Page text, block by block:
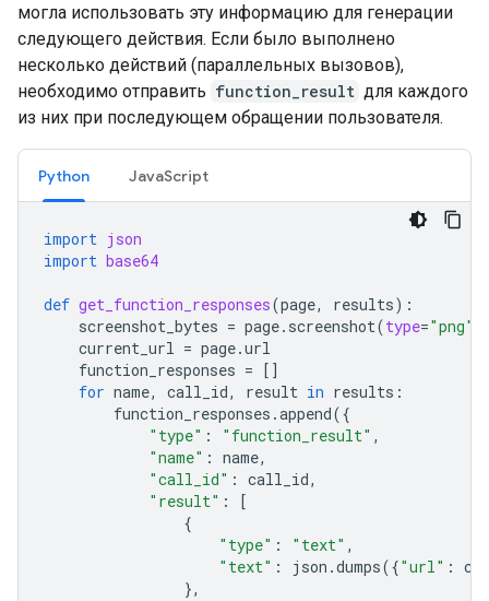
могла использовать эту информацию для генерации
следующего действия. Если было выполнено
несколько действий (параллельных вызовов),
необходимо отправить function_result для каждого
из них при последующем обращении пользователя.
Python JavaScript
import json
import base64
def get_function_responses(page, results):
screenshot_bytes = page. screenshot(type="png"
current_url = page.url
function_responses = []
for name, call_id, result in results :
function_responses .append({
"type" : "function_result" ,
"name" : name,
"call_id" : call_id,
"result" :
[
{
"type" : "text" ,
"text" : json .dumps({"url" :
},